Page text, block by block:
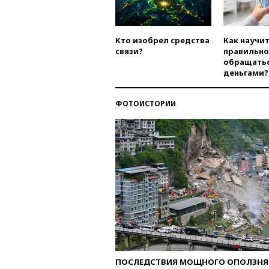
Кто изобрел средства
связи?
Как
правильно
деньгами?
ФОТОИСТОРИИ
ПОСЛЕДСТВИЯ МОЩНОГО ОПОЛЗНЯ